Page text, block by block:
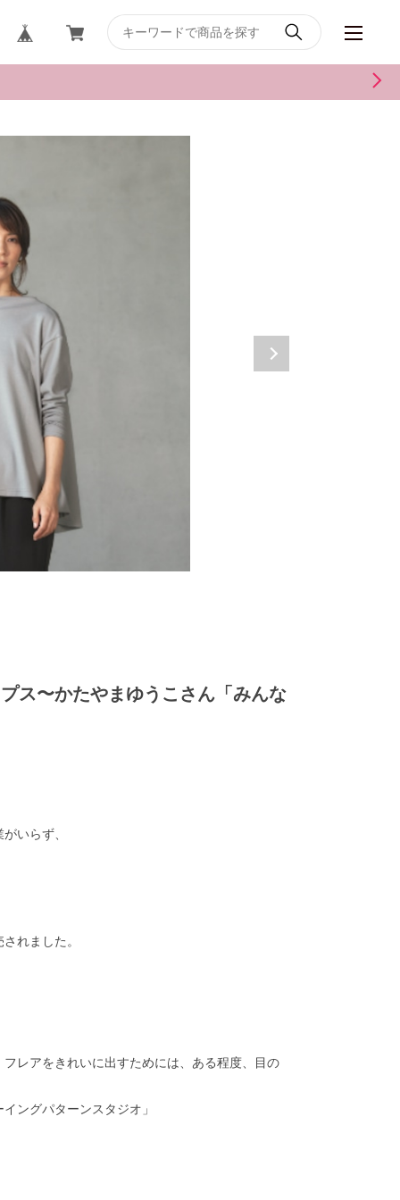
ス〜かたやまゆうこさん「みんな
いらず、
れました。
レアをきれいに出すためには、ある程度、目の
ングパターンスタジオ」